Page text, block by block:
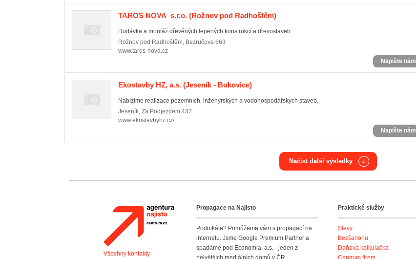
TAROS NOVA s.r.o. (Rožnov pod Radhoštěm)
Dodávka a montáž dřevěných lepených konstrukcí a dřevostaveb. ...
Rožnov pod Radhoštěm, Bezručova 663
www.taros-nova.cz
Napište nám
Ekostavby HZ, a.s. (Jeseník - Bukovice)
Nabízíme realizace pozemních, inženýrských a vodohospodářských staveb.
Jeseník, Za Podjezdem 437
www.ekostavbyhz.cz/
Napište nám
Načíst další výsledky
Agentura Najisto
Všechny kontakty
Propagace na Najisto
Podnikáte? Pomůžeme vám s propagací na
internetu. Jsme Google Premium Partner a
spadáme pod Economia, a.s. - jeden z
největších mediálních domů v ČR.
Praktické služby
Slevy
Bezšanonu
Daňová kalkulačka
Centrum firem